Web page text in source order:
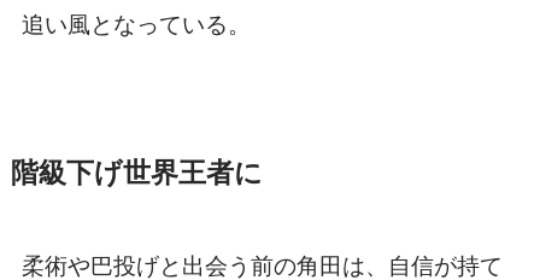
追い風となっている。
階級下げ世界王者に
柔術や巴投げと出会う前の角田は、自信が持て